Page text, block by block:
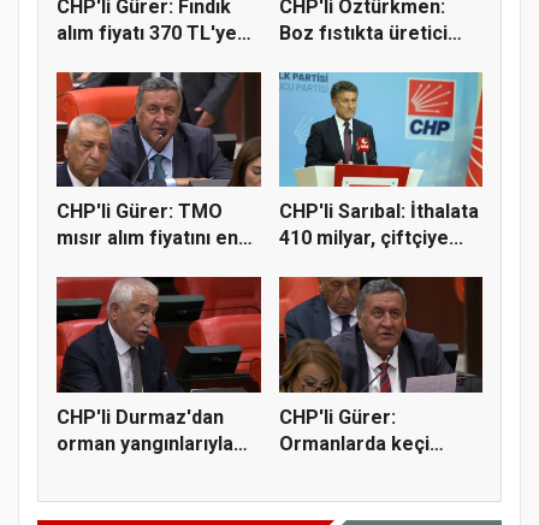
CHP'li Gürer: Fındık
alım fiyatı 370 TL'ye
CHP'li Öztürkmen:
Boz fıstıkta üretici
CHP'li Gürer: TMO
mısır alım fiyatını en
CHP'li Sarıbal: İthalata
410 milyar, çiftçiye...
CHP'li Durmaz'dan
orman yangınlarıyla
CHP'li Gürer:
Ormanlarda keçi